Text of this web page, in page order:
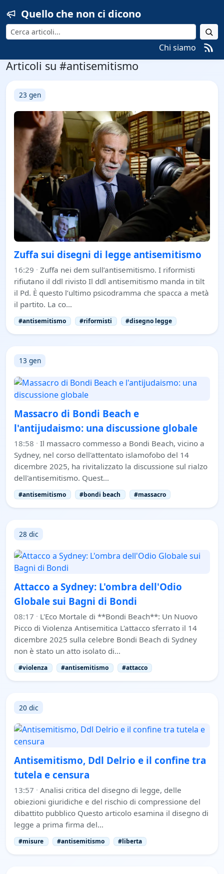
Quello che non ci dicono
Cerca
Chi siamo
Articoli su #antisemitismo
23 gen
Zuffa sui disegni di legge antisemitismo
16:29 · Zuffa nei dem sull’antisemitismo. I riformisti
rifiutano il ddl rivisto Il ddl antisemitismo manda in tilt
il Pd. È questo l’ultimo psicodramma che spacca a metà
il partito. La co…
#antisemitismo #riformisti #disegno legge
13 gen
Massacro di Bondi Beach e
l'antijudaismo: una discussione globale
18:58 · Il massacro commesso a Bondi Beach, vicino a
Sydney, nel corso dell'attentato islamofobo del 14
dicembre 2025, ha rivitalizzato la discussione sul rialzo
dell'antisemitismo. Quest…
#antisemitismo #bondi beach #massacro
28 dic
Attacco a Sydney: L'ombra dell'Odio
Globale sui Bagni di Bondi
08:17 · L'Eco Mortale di **Bondi Beach**: Un Nuovo
Picco di Violenza Antisemitica L'attacco sferrato il 14
dicembre 2025 sulla celebre Bondi Beach di Sydney
non è stato un atto isolato di…
#violenza #antisemitismo #attacco
20 dic
Antisemitismo, Ddl Delrio e il confine tra
tutela e censura
13:57 · Analisi critica del disegno di legge, delle
obiezioni giuridiche e del rischio di compressione del
dibattito pubblico Questo articolo esamina il disegno di
legge a prima firma del…
#misure #antisemitismo #liberta